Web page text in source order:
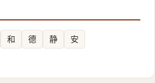
和 德 静 安